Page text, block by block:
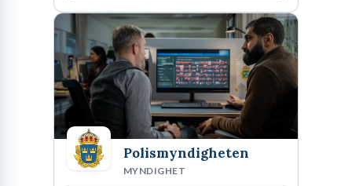
Polismyndigheten
MYNDIGHET